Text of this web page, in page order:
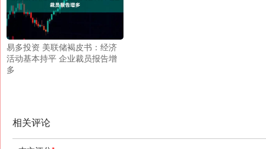
易多投资 美联储褐皮书：经济
活动基本持平 企业裁员报告增
多
相关评论